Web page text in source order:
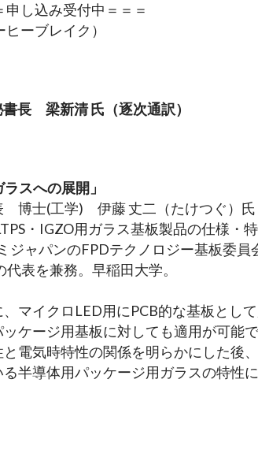
し込み受付中＝＝＝
ーブレイク）
長　梁新清 氏（逐次通訳）
スへの展開」
博士(工学)　伊藤 丈二（たけつぐ）氏
・IGZO用ガラス基板製品の仕様・
ジャパンのFPDテクノロジー基板委員
表を兼務。早稲田大学。
マイクロLED用にPCB的な基板とし
ケージ用基板に対しても適用が可能
電気時特性の関係を明らかにした後
半導体用パッケージ用ガラスの特性